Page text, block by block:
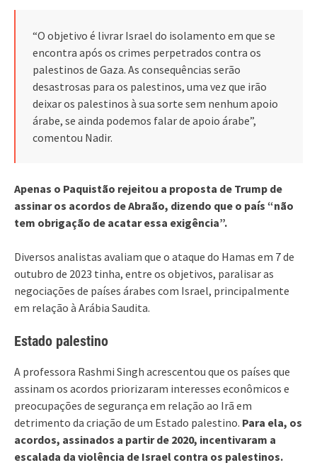
“O objetivo é livrar Israel do isolamento em que se
encontra após os crimes perpetrados contra os
palestinos de Gaza. As consequências serão
desastrosas para os palestinos, uma vez que irão
deixar os palestinos à sua sorte sem nenhum apoio
árabe, se ainda podemos falar de apoio árabe”,
comentou Nadir.
Apenas o Paquistão rejeitou a proposta de Trump de
assinar os acordos de Abraão, dizendo que o país “não
tem obrigação de acatar essa exigência”.
Diversos analistas avaliam que o ataque do Hamas em 7 de
outubro de 2023 tinha, entre os objetivos, paralisar as
negociações de países árabes com Israel, principalmente
em relação à Arábia Saudita.
Estado palestino
A professora Rashmi Singh acrescentou que os países que
assinam os acordos priorizaram interesses econômicos e
preocupações de segurança em relação ao Irã em
detrimento da criação de um Estado palestino. Para ela, os
acordos, assinados a partir de 2020, incentivaram a
escalada da violência de Israel contra os palestinos.